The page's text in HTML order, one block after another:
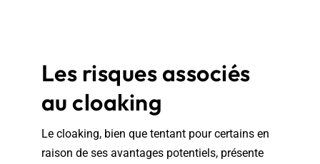
Les risques associés
au cloaking
Le cloaking, bien que tentant pour certains en
raison de ses avantages potentiels, présente